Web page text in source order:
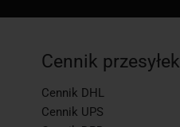
Cennik przesyłek
Cennik DHL
Cennik UPS